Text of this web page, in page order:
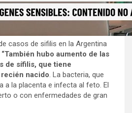
casos de sifilis en la Argentina
“También hubo aumento de las
de sífilis, que tiene
nacido. La bacteria, que
a la placenta e infecta al feto. El
o con enfermedades de gran